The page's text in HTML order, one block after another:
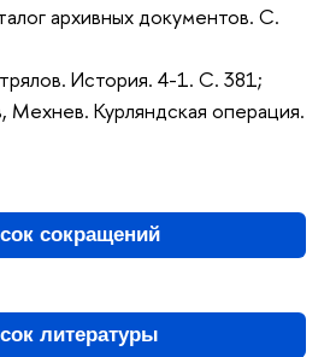
архивных документов. С.
История. 4-1. С. 381;
Мехнев. Курляндская операция.
сокращений
литературы